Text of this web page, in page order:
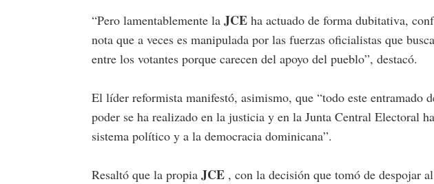
“Pero lamentablemente la JCE ha actuado de forma dubitativa,
nota que a veces es manipulada por las fuerzas oficialistas que
entre los votantes porque carecen del apoyo del pueblo”, destacó.
El líder reformista manifestó, asimismo, que “todo este entramado
poder se ha realizado en la justicia y en la Junta Central Electoral
sistema político y a la democracia dominicana”.
Resaltó que la propia JCE , con la decisión que tomó de despojar